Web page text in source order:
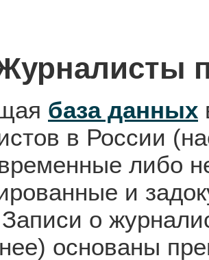
база данных
в России
либо
и
о
основаны